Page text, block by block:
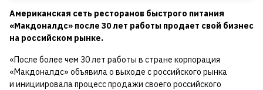
Американская сеть ресторанов быстрого питания
«Макдоналдс» после 30 лет работы продает свой бизнес
на российском рынке.
«После более чем 30 лет работы в стране корпорация
«Макдоналдс» объявила о выходе с российского рынка
и инициировала процесс продажи своего российского